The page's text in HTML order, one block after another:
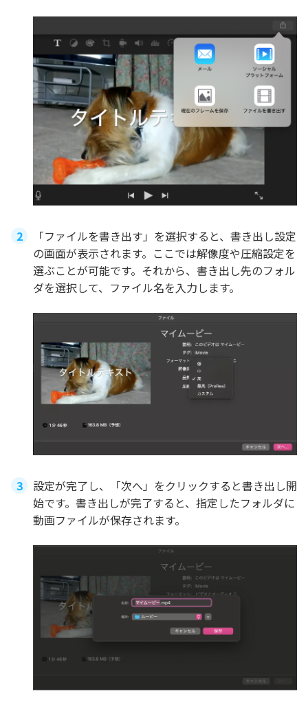
「ファイルを書き出す」を選択すると、書き出し設定
の画面が表示されます。ここでは解像度や圧縮設定を
選ぶことが可能です。それから、書き出し先のフォル
ダを選択して、ファイル名を入力します。
設定が完了し、「次へ」をクリックすると書き出し開
始です。書き出しが完了すると、指定したフォルダに
動画ファイルが保存されます。